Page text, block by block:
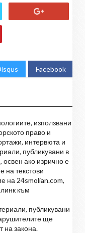
Facebook
използвани
право и
интервюта и
публикувани в
освен ако изрично е
на текстови
на 24smolian.com,
към
публикувани
ще
на закона.